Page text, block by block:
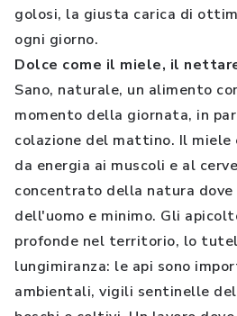
golosi, la giusta carica di
ogni giorno.
Dolce come il miele, il
Sano, naturale, un alimento
momento della giornata, in
colazione del mattino. Il miele
da energia ai muscoli e al
concentrato della natura
dell'uomo e minimo. Gli
profonde nel territorio, lo
lungimiranza: le api sono
ambientali, vigili sentinelle